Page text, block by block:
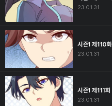
23.01.31
시즌1 제110화
23.01.31
시즌1 제111화
23.01.31